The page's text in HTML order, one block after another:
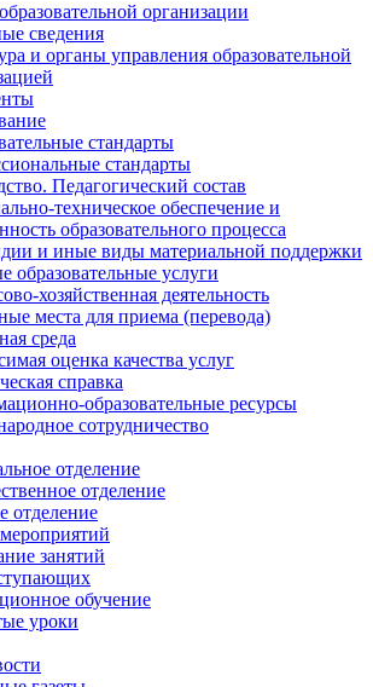
организации
сведения
и органы управления образовательной
стандарты
стандарты
Педагогический состав
техническое обеспечение и
образовательного процесса
и иные виды материальной поддержки
образовательные услуги
хозяйственная деятельность
места для приема (перевода)
среда
оценка качества услуг
справка
образовательные ресурсы
сотрудничество
отделение
отделение
отделение
занятий
обучение
уроки